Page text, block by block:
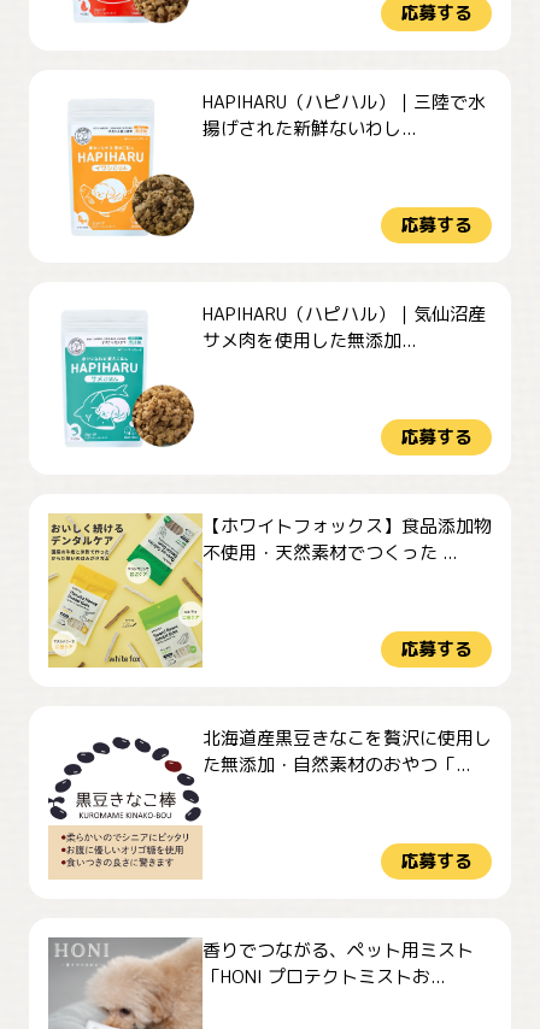
応募する
HAPIHARU（ハピハル）｜三陸で水
揚げされた新鮮ないわし...
応募する
HAPIHARU（ハピハル）｜気仙沼産
サメ肉を使用した無添加...
応募する
【ホワイトフォックス】食品添加物
不使用・天然素材でつくった ...
応募する
北海道産黒豆きなこを贅沢に使用し
た無添加・自然素材のおやつ「...
応募する
香りでつながる、ペット用ミスト
「HONI プロテクトミストお...